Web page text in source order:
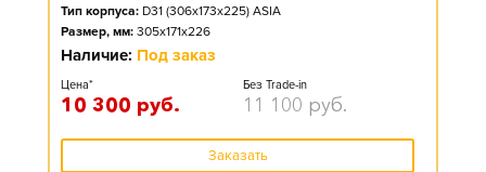
Тип корпуса: D31 (306x173x225) ASIA
Размер, мм: 305x171x226
Наличие: Под заказ
Цена*
10 300 руб.
Без Trade-in
11 100 руб.
Заказать